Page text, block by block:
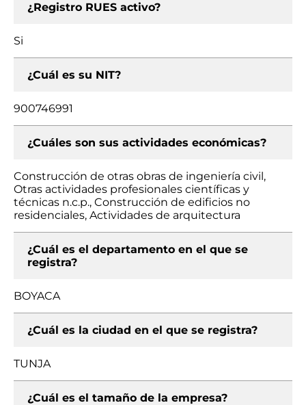
¿Registro RUES activo?
Si
¿Cuál es su NIT?
900746991
¿Cuáles son sus actividades económicas?
Construcción de otras obras de ingeniería civil,
Otras actividades profesionales científicas y
técnicas n.c.p., Construcción de edificios no
residenciales, Actividades de arquitectura
¿Cuál es el departamento en el que se
registra?
BOYACA
¿Cuál es la ciudad en el que se registra?
TUNJA
¿Cuál es el tamaño de la empresa?